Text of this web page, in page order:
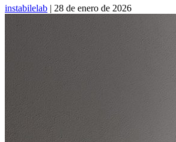
instabilelab | 28 de enero de 2026